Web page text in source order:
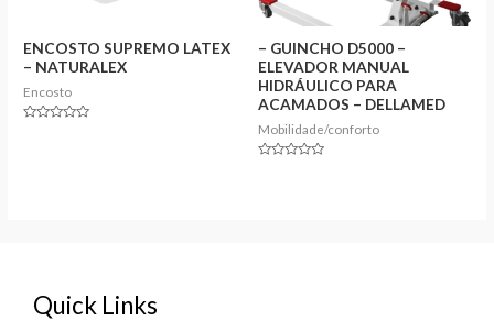
ENCOSTO SUPREMO LATEX
– NATURALEX
Encosto
– GUINCHO D5000 –
ELEVADOR MANUAL
HIDRÁULICO PARA
ACAMADOS – DELLAMED
Mobilidade/conforto
Quick Links